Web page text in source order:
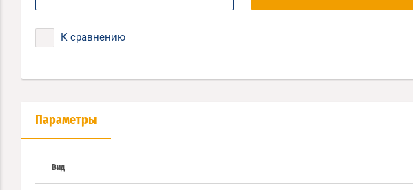
К сравнению
Параметры
Вид